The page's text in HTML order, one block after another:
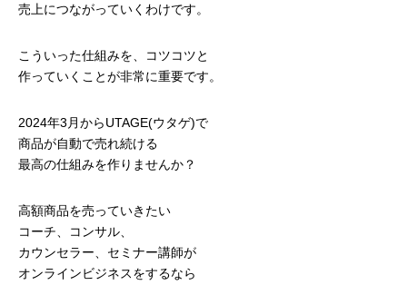
売上につながっていくわけです。
こういった仕組みを、コツコツと
作っていくことが非常に重要です。
2024年3月からUTAGE(ウタゲ)で
商品が自動で売れ続ける
最高の仕組みを作りませんか？
高額商品を売っていきたい
コーチ、コンサル、
カウンセラー、セミナー講師が
オンラインビジネスをするなら